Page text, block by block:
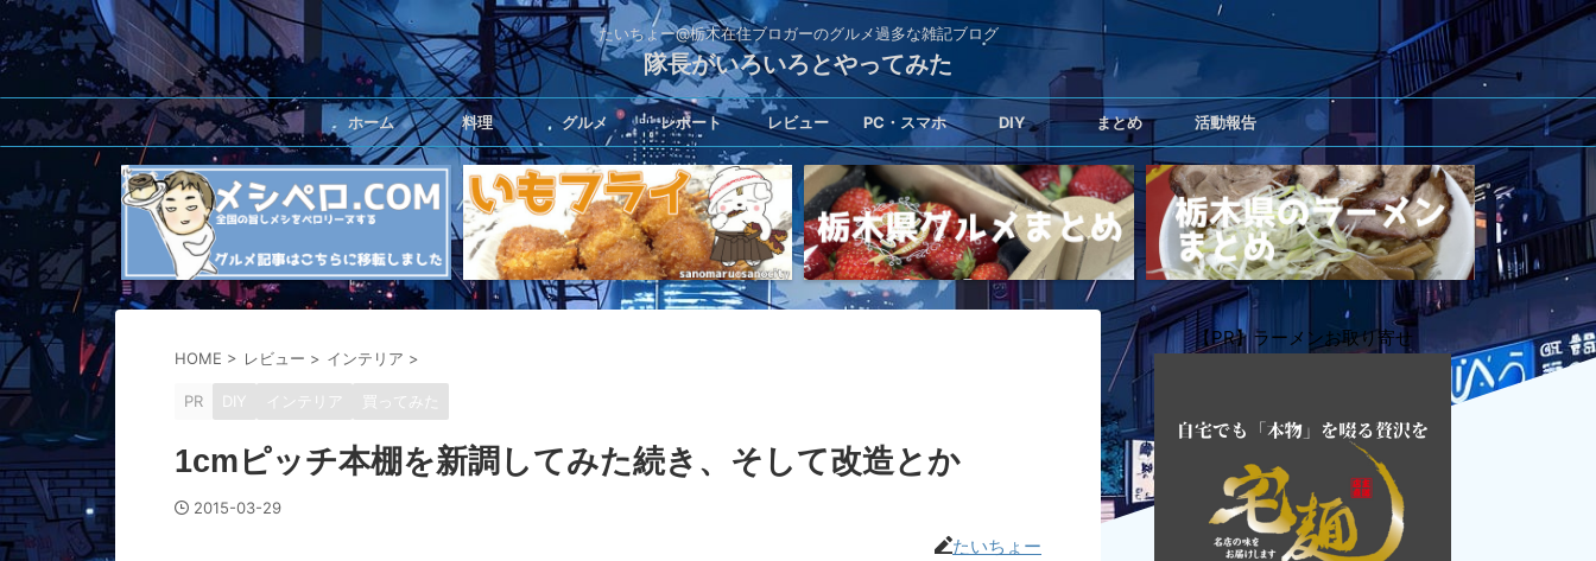
たいちょー@栃木在住ブロガーのグルメ過多な雑記ブログ
隊長がいろいろとやってみた
ホーム 料理 グルメ レポート レビュー PC・スマホ DIY まとめ 活動報告
HOME > レビュー > インテリア >
PR DIY インテリア 買ってみた
1cmピッチ本棚を新調してみた続き、そして改造とか
2015-03-29
たいちょー
【PR】ラーメンお取り寄せ